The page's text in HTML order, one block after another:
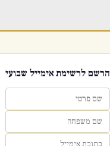
הרשם לרשימת אימייל שבועי